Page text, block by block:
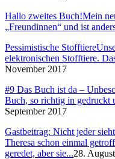
Hallo zweites Buch!Mein
„Freundinnen“ und ist
Pessimistische Stofftiere
elektronischen Stofftiere.
November 2017
#9 Das Buch ist da –
Buch, so richtig in gedruckt
September 2017
Gastbeitrag: Nicht jeder
Theresa schon einmal
geredet, aber sie...28.